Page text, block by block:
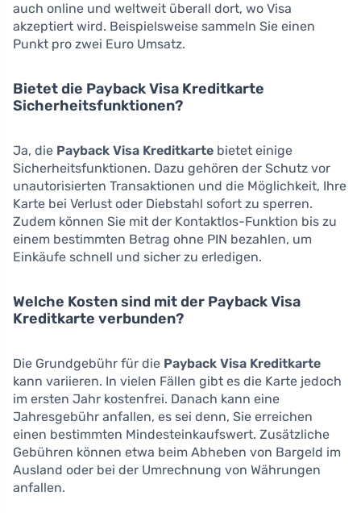
auch online und weltweit überall dort, wo Visa
akzeptiert wird. Beispielsweise sammeln Sie einen
Punkt pro zwei Euro Umsatz.
Bietet die Payback Visa Kreditkarte
Sicherheitsfunktionen?
Ja, die Payback Visa Kreditkarte bietet einige
Sicherheitsfunktionen. Dazu gehören der Schutz vor
unautorisierten Transaktionen und die Möglichkeit, Ihre
Karte bei Verlust oder Diebstahl sofort zu sperren.
Zudem können Sie mit der Kontaktlos-Funktion bis zu
einem bestimmten Betrag ohne PIN bezahlen, um
Einkäufe schnell und sicher zu erledigen.
Welche Kosten sind mit der Payback Visa
Kreditkarte verbunden?
Die Grundgebühr für die Payback Visa Kreditkarte
kann variieren. In vielen Fällen gibt es die Karte jedoch
im ersten Jahr kostenfrei. Danach kann eine
Jahresgebühr anfallen, es sei denn, Sie erreichen
einen bestimmten Mindesteinkaufswert. Zusätzliche
Gebühren können etwa beim Abheben von Bargeld im
Ausland oder bei der Umrechnung von Währungen
anfallen.